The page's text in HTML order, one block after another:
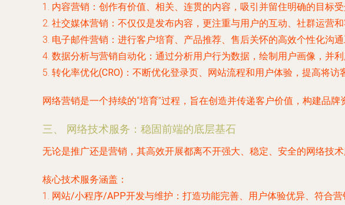
1. 内容营销 ：创作有价值、相关、连贯的内容，吸引并留住明确的目标
2. 社交媒体营销 ：不仅仅是发布内容，更注重与用户的互动、社群运营和
3. 电子邮件营销 ：进行客户培育、产品推荐、售后关怀的高效个性化沟通
4. 数据分析与营销自动化 ：通过分析用户行为数据，绘制用户画像，并
5. 转化率优化(CRO) ：不断优化登录页、网站流程和用户体验，提高将访
网络营销是一个持续的“培育”过程，旨在创造并传递客户价值，构建品牌
三、 网络技术服务：稳固前端的底层基石
无论是推广还是营销，其高效开展都离不开强大、稳定、安全的网络技术
核心技术服务涵盖：
1. 网站/小程序/APP开发与维护 ：打造功能完善、用户体验优异、符合